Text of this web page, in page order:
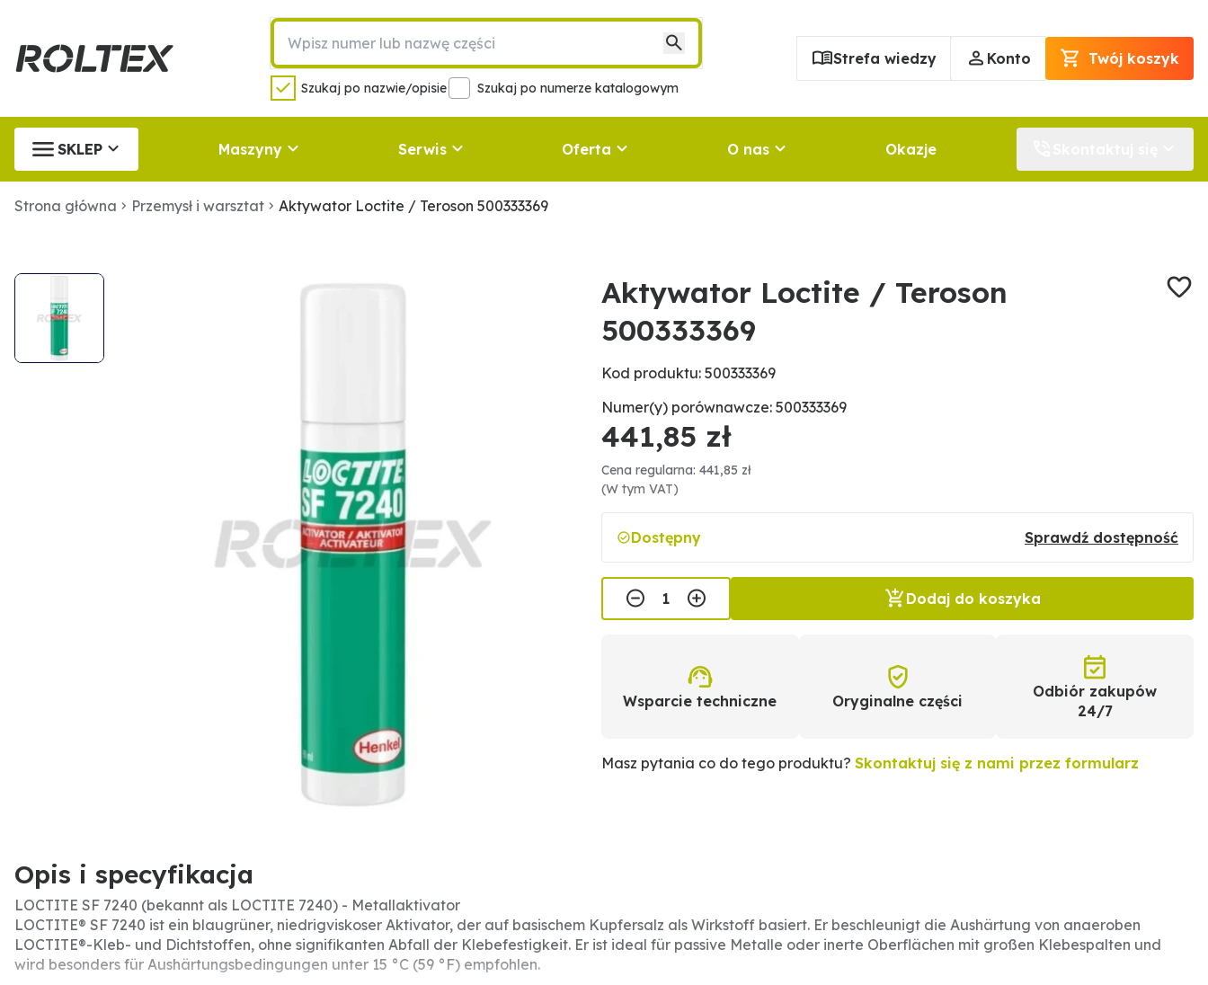
Szukaj po nazwie/opisie Szukaj po numerze katalogowym
Strefa wiedzy Konto Twój koszyk
SKLEP Maszyny Serwis Oferta O nas Okazje
Strona główna Przemysł i warsztat Aktywator Loctite / Teroson 500333369
Aktywator Loctite / Teroson
500333369
Kod produktu: 500333369
Numer(y) porównawcze: 500333369
441,85 zł
Cena regularna: 441,85 zł
(W tym VAT)
Dostępny Sprawdź dostępność
Dodaj do koszyka
Wsparcie techniczne Oryginalne części
Odbiór zakupów
24/7
Masz pytania co do tego produktu?Skontaktuj się z nami przez formularz
Opis i specyfikacja
LOCTITE SF 7240 (bekannt als LOCTITE 7240) - Metallaktivator
LOCTITE® SF 7240 ist ein blaugrüner, niedrigviskoser Aktivator, der auf basischem Kupfersalz als Wirkstoff basiert. Er beschleunigt die Aushärtung von anaeroben
LOCTITE®-Kleb- und Dichtstoffen, ohne signifikanten Abfall der Klebefestigkeit. Er ist ideal für passive Metalle oder inerte Oberflächen mit großen Klebespalten und
wird besonders für Aushärtungsbedingungen unter 15 °C (59 °F) empfohlen.